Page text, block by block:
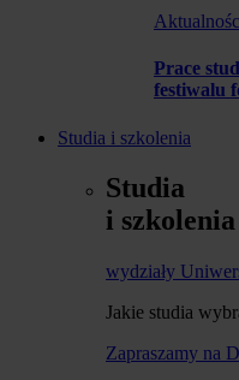
Prace
festiwalu
Studia i szkolenia
Studia
i szkolenia
wydziały
Jakie studia
Zapraszamy na